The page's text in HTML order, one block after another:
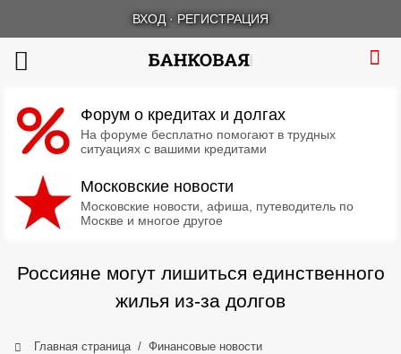
ВХОД · РЕГИСТРАЦИЯ
Форум о кредитах и долгах
На форуме бесплатно помогают в трудных
ситуациях с вашими кредитами
Московские новости
Московские новости, афиша, путеводитель по
Москве и многое другое
Россияне могут лишиться единственного
жилья из-за долгов
Главная страница Финансовые новости